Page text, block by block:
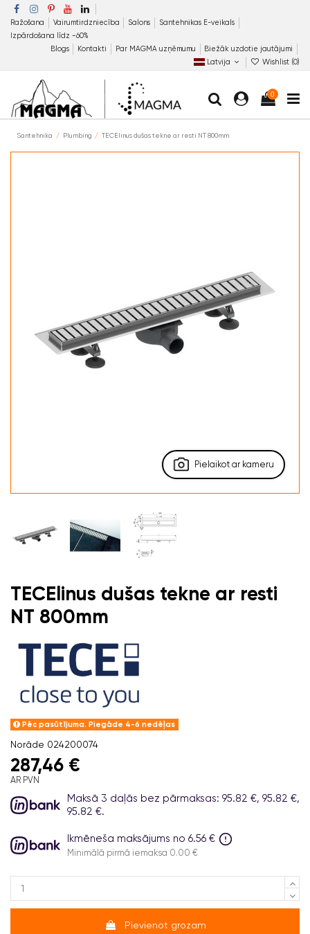
Ražošana Vairumtirdzniecība Salons
Santehnikas E-veikals
Izpārdošana līdz −60%
Blogs
Kontakti Par MAGMA uzņēmumu
Biežāk uzdotie jautājumi
Latvija
Wishlist (0)
0
Santehnika Plumbing TECElinus dušas tekne ar resti NT 800mm
Pielaikot ar kameru
TECElinus dušas tekne ar resti
NT 800mm
Pēc pasūtījuma. Piegāde 4-6 nedēļas
Norāde 024200074
287,46 €
AR PVN
Maksā 3 daļās bez pārmaksas: 95.82 €, 95.82 €,
95.82 €.
Ikmēneša maksājums no 6.56 €
Minimālā pirmā iemaksa 0.00 €
Pievienot grozam